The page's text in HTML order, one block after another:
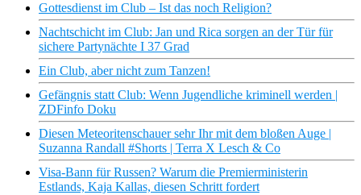
Gottesdienst im Club – Ist das noch Religion?
Nachtschicht im Club: Jan und Rica sorgen an der Tür für
sichere Partynächte I 37 Grad
Ein Club, aber nicht zum Tanzen!
Gefängnis statt Club: Wenn Jugendliche kriminell werden |
ZDFinfo Doku
Diesen Meteoritenschauer sehr Ihr mit dem bloßen Auge |
Suzanna Randall #Shorts | Terra X Lesch & Co
Visa-Bann für Russen? Warum die Premierministerin
Estlands, Kaja Kallas, diesen Schritt fordert